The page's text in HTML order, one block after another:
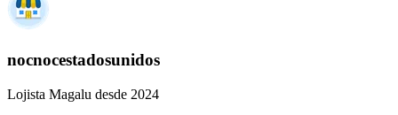
nocnocestadosunidos
Lojista Magalu desde 2024